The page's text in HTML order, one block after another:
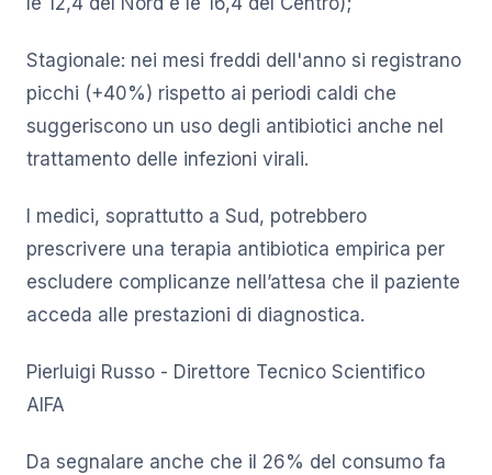
Stagionale: nei mesi freddi dell'anno si registrano
picchi (+40%) rispetto ai periodi caldi che
suggeriscono un uso degli antibiotici anche nel
trattamento delle infezioni virali.
I medici, soprattutto a Sud, potrebbero
prescrivere una terapia antibiotica empirica per
escludere complicanze nell’attesa che il paziente
acceda alle prestazioni di diagnostica.
Pierluigi Russo - Direttore Tecnico Scientifico
AIFA
Da segnalare anche che il 26% del consumo fa